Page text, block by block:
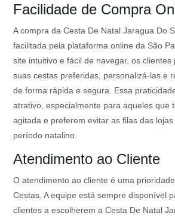
Facilidade de Compra
A compra da Cesta De Natal Jaragua Do
facilitada pela plataforma online da São
site intuitivo e fácil de navegar, os clientes
suas cestas preferidas, personalizá-las e
de forma rápida e segura. Essa
atrativo, especialmente para aqueles que
agitada e preferem evitar as filas das
período natalino.
Atendimento ao Cliente
O atendimento ao cliente é uma
Cestas. A equipe está sempre disponível
clientes a escolherem a Cesta De Natal